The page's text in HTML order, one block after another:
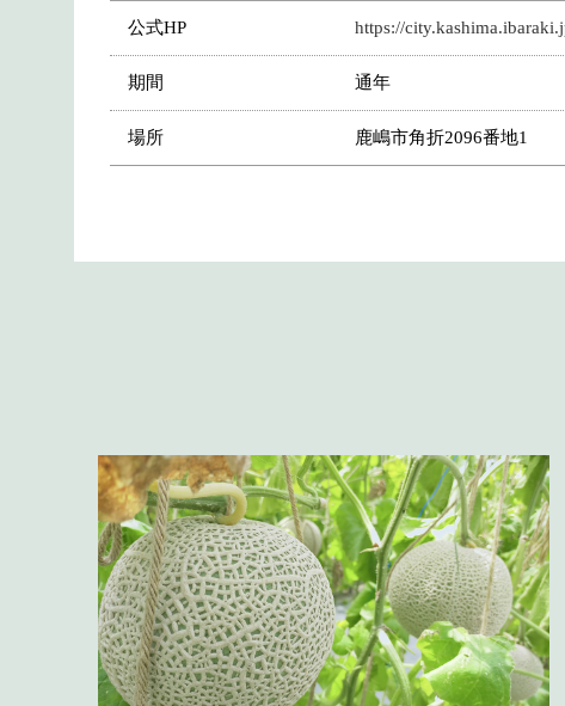
公式HP https://
期間 通年
場所 鹿嶋市角折2096番地1